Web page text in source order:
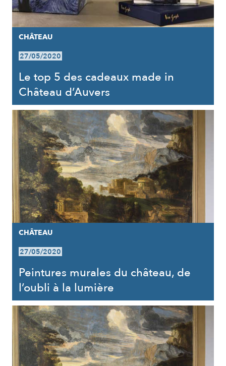
CHÂTEAU
27/05/2020
Le top 5 des cadeaux made in
Château d’Auvers
CHÂTEAU
27/05/2020
Peintures murales du château, de
l’oubli à la lumière